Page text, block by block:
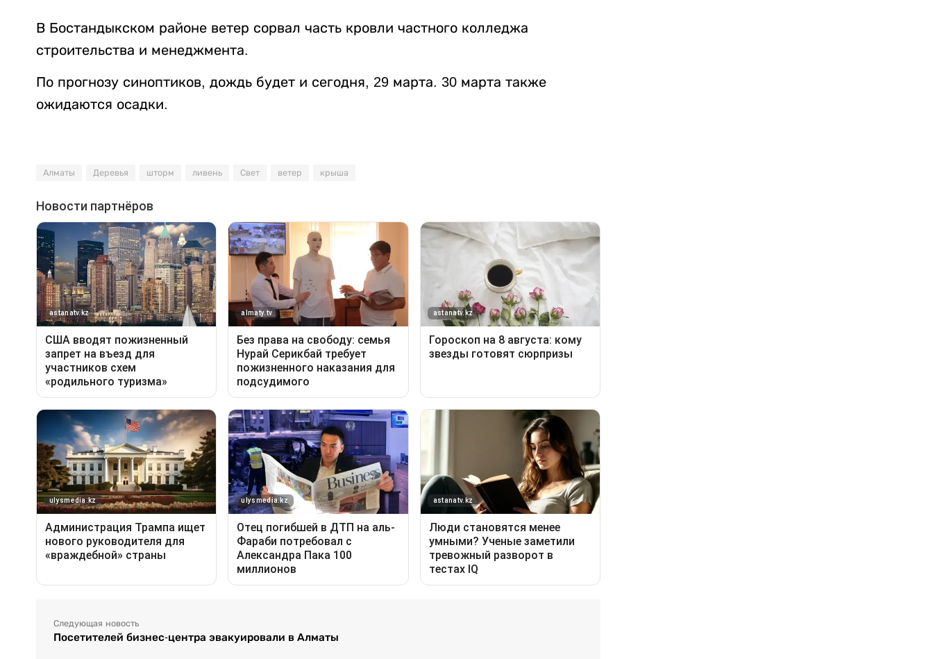
В Бостандыкском районе ветер сорвал часть кровли частного колледжа
строительства и менеджмента.
По прогнозу синоптиков, дождь будет и сегодня, 29 марта. 30 марта также
ожидаются осадки.
Алматы Деревья шторм ливень Свет ветер крыша
Следующая новость
Посетителей бизнес-центра эвакуировали в Алматы